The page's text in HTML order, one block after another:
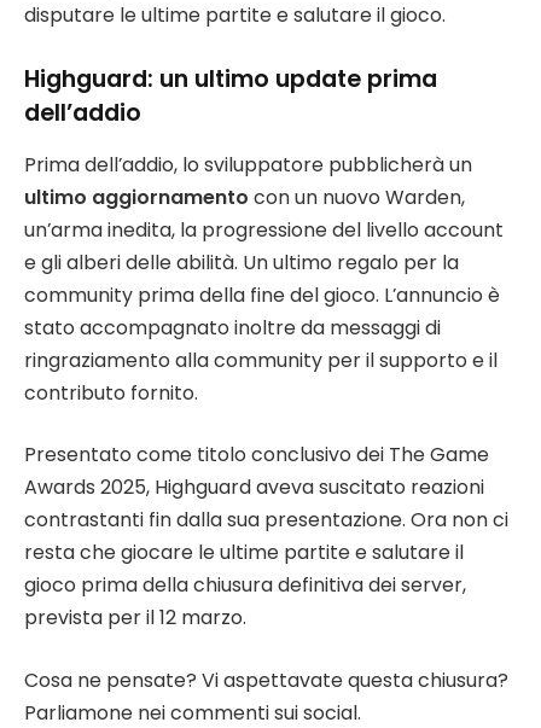
disputare le ultime partite e salutare il gioco.
Highguard: un ultimo update prima
dell’addio
Prima dell’addio, lo sviluppatore pubblicherà un
ultimo aggiornamento con un nuovo Warden,
un’arma inedita, la progressione del livello account
e gli alberi delle abilità. Un ultimo regalo per la
community prima della fine del gioco. L’annuncio è
stato accompagnato inoltre da messaggi di
ringraziamento alla community per il supporto e il
contributo fornito.
Presentato come titolo conclusivo dei The Game
Awards 2025, Highguard aveva suscitato reazioni
contrastanti fin dalla sua presentazione. Ora non ci
resta che giocare le ultime partite e salutare il
gioco prima della chiusura definitiva dei server,
prevista per il 12 marzo.
Cosa ne pensate? Vi aspettavate questa chiusura?
Parliamone nei commenti sui social.